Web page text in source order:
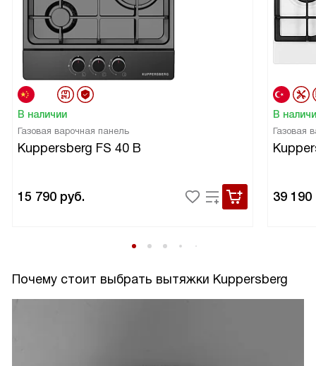
В наличии
Газовая варочная панель
Kuppersberg FS 40 B
15 790 руб.
В
Газовая
39 190
Почему стоит выбрать вытяжки Kuppersberg